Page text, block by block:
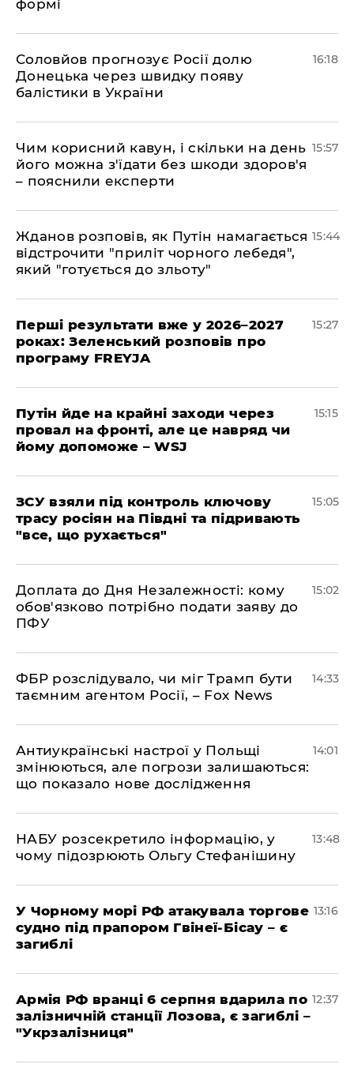
формі
Соловйов прогнозує Росії долю
Донецька через швидку появу
балістики в України
16:18
Чим корисний кавун, і скільки на день
його можна з'їдати без шкоди здоров'я
– пояснили експерти
15:57
Жданов розповів, як Путін намагається
відстрочити "приліт чорного лебедя",
який "готується до зльоту"
15:44
Перші результати вже у 2026–2027
роках: Зеленський розповів про
програму FREYJA
15:27
Путін йде на крайні заходи через
провал на фронті, але це навряд чи
йому допоможе – WSJ
15:15
ЗСУ взяли під контроль ключову
трасу росіян на Півдні та підривають
"все, що рухається"
15:05
Доплата до Дня Незалежності: кому
обов'язково потрібно подати заяву до
ПФУ
15:02
ФБР розслідувало, чи міг Трамп бути
таємним агентом Росії, – Fox News
14:33
Антиукраїнські настрої у Польщі
змінюються, але погрози залишаються:
що показало нове дослідження
14:01
НАБУ розсекретило інформацію, у
чому підозрюють Ольгу Стефанішину
13:48
У Чорному морі РФ атакувала торгове
судно під прапором Гвінеї-Бісау – є
загиблі
13:16
Армія РФ вранці 6 серпня вдарила по
залізничній станції Лозова, є загиблі –
"Укрзалізниця"
12:37